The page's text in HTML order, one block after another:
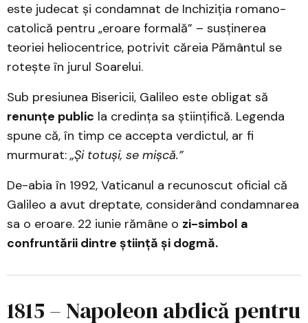
este judecat și condamnat de Inchiziția romano-
catolică pentru „eroare formală” – susținerea
teoriei heliocentrice, potrivit căreia Pământul se
rotește în jurul Soarelui.
Sub presiunea Bisericii, Galileo este obligat să
renunțe public la credința sa științifică. Legenda
spune că, în timp ce accepta verdictul, ar fi
murmurat:„Și totuși, se mișcă.”
De-abia în 1992, Vaticanul a recunoscut oficial că
Galileo a avut dreptate, considerând condamnarea
sa o eroare. 22 iunie rămâne o zi-simbol a
confruntării dintre știință și dogmă.
1815 – Napoleon abdică pentru